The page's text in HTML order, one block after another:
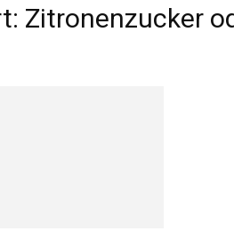
Zitronenzucker